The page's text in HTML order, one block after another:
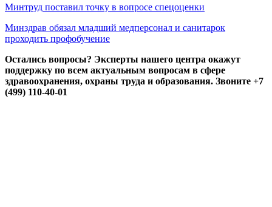
Минтруд поставил точку в вопросе спецоценки
Минздрав обязал младший медперсонал и санитарок
проходить профобучение
Остались вопросы? Эксперты нашего центра окажут
поддержку по всем актуальным вопросам в сфере
здравоохранения, охраны труда и образования. Звоните +7
(499) 110-40-01